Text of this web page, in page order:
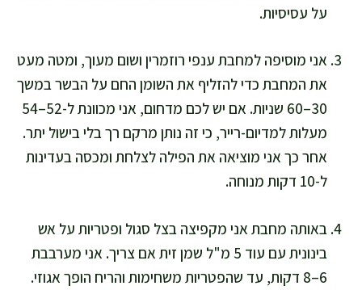
על עסיסיות.
אני מוסיפה למחבת ענפי רוזמרין ושום מעוך, ומטה מעט
את המחבת כדי להזליף את השומן החם על הבשר במשך
30–60 שניות. אם יש לכם מדחום, אני מכוונת ל-52–54
מעלות למדיום-רייר, כי זה נותן מרקם רך בלי בישול יתר.
אחר כך אני מוציאה את הפילה לצלחת ומכסה בעדינות
ל-10 דקות מנוחה.
באותה מחבת אני מקפיצה בצל סגול ופטריות על אש
בינונית עם עוד 5 מ"ל שמן זית אם צריך. אני מערבבת
6–8 דקות, עד שהפטריות משחימות והריח הופך אגוזי.